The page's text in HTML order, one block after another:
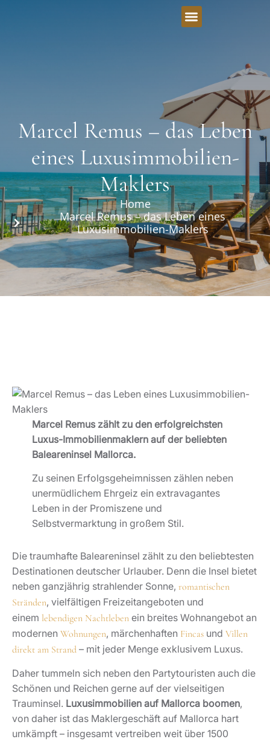
Marcel Remus – das Leben
eines Luxusimmobilien-
Maklers
Home
Marcel Remus – das Leben eines
Luxusimmobilien-Maklers
Marcel Remus zählt zu den erfolgreichsten
Luxus-Immobilienmaklern auf der beliebten
Baleareninsel Mallorca.
Zu seinen Erfolgsgeheimnissen zählen neben
unermüdlichem Ehrgeiz ein extravagantes
Leben in der Promiszene und
Selbstvermarktung in großem Stil.
Die traumhafte Baleareninsel zählt zu den beliebtesten
Destinationen deutscher Urlauber. Denn die Insel bietet
neben ganzjährig strahlender Sonne, romantischen
Stränden, vielfältigen Freizeitangeboten und
einem lebendigen Nachtleben ein breites Wohnangebot an
modernen Wohnungen, märchenhaften Fincas und Villen
direkt am Strand – mit jeder Menge exklusivem Luxus.
Daher tummeln sich neben den Partytouristen auch die
Schönen und Reichen gerne auf der vielseitigen
Trauminsel. Luxusimmobilien auf Mallorca boomen,
von daher ist das Maklergeschäft auf Mallorca hart
umkämpft – insgesamt vertreiben weit über 1500